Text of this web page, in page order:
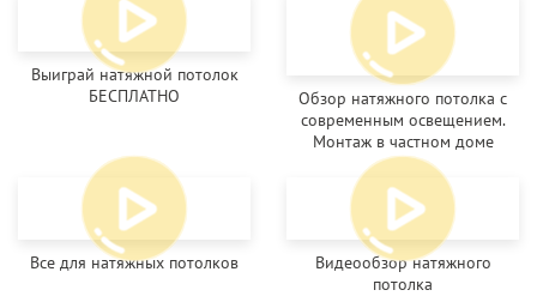
Выиграй натяжной потолок
БЕСПЛАТНО
Обзор натяжного потолка с
современным освещением.
Монтаж в частном доме
Все для натяжных потолков
Видеообзор натяжного
потолка